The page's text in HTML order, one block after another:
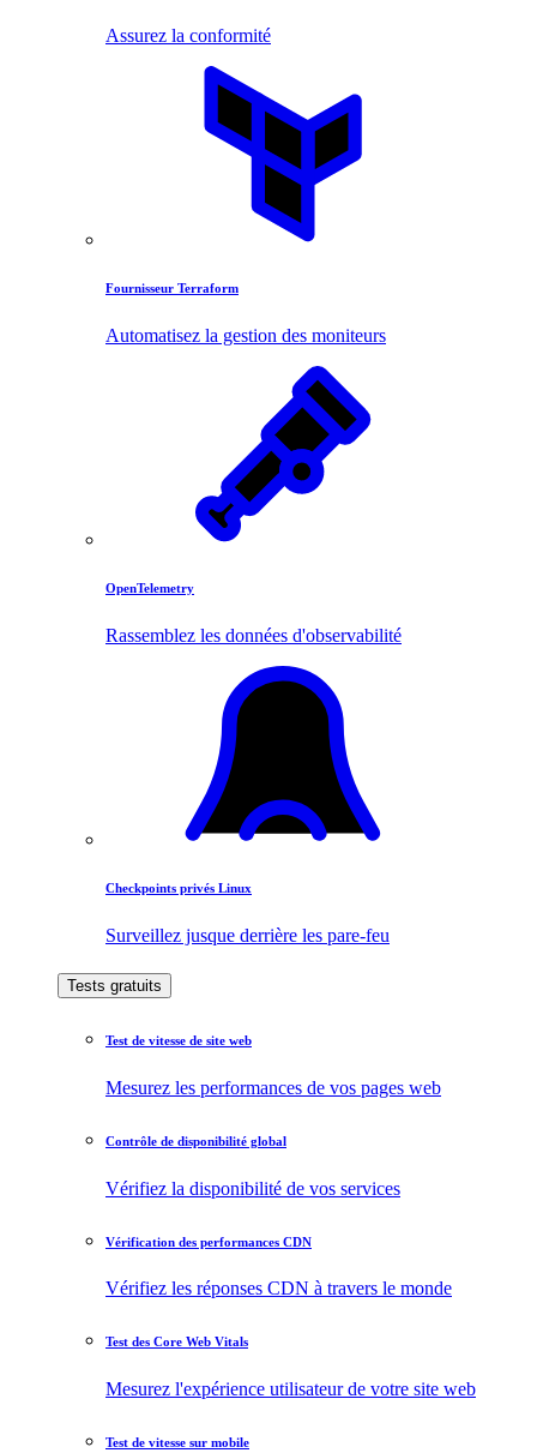
Assurez la conformité
Fournisseur Terraform
Automatisez la gestion des moniteurs
OpenTelemetry
Rassemblez les données d'observabilité
Checkpoints privés Linux
Surveillez jusque derrière les pare-feu
Tests gratuits
Test de vitesse de site web
Mesurez les performances de vos pages web
Contrôle de disponibilité global
Vérifiez la disponibilité de vos services
Vérification des performances CDN
Vérifiez les réponses CDN à travers le monde
Test des Core Web Vitals
Mesurez l'expérience utilisateur de votre site web
Test de vitesse sur mobile